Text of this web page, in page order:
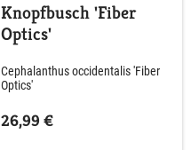
Knopfbusch 'Fiber
Optics'
Cephalanthus occidentalis 'Fiber
Optics'
26,99 €